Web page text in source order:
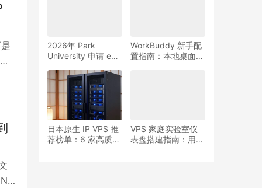
2026年 Park
University 申请 edu
全流程与注意事项
WorkBuddy 新手配
置指南：本地桌面
日本原生 IP VPS 推
荐榜单：6 家高质量
VPS 家庭实验室仪
表盘搭建指南：用